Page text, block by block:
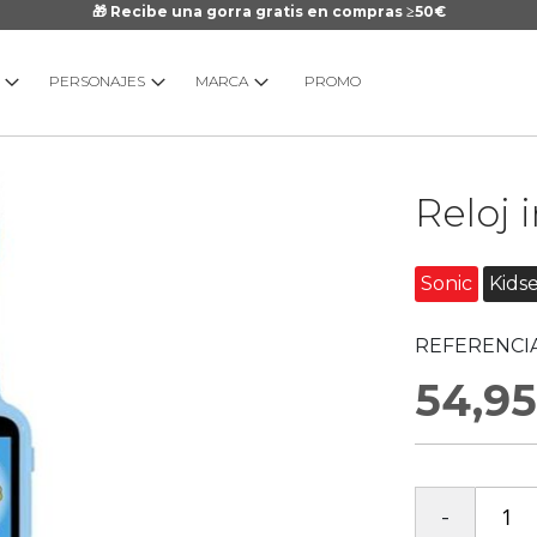
🎁 Recibe una gorra gratis en compras ≥50€
PERSONAJES MARCA PROMO
Reloj
Sonic
imágenes